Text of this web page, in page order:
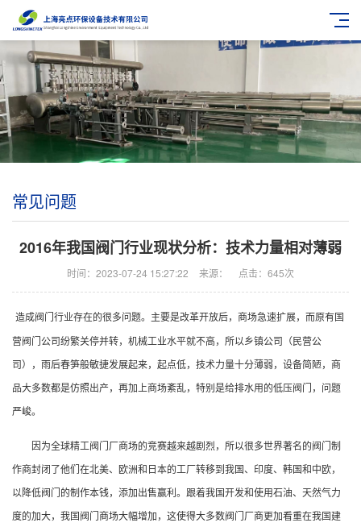
常见问题
2016年我国阀门行业现状分析：技术力量相对薄弱
时间：2023-07-24 15:27:22 来源： 点击：645次
造成阀门行业存在的很多问题。主要是改革开放后，商场急速扩展，而原有国
营阀门公司纷繁关停并转，机械工业水平就不高，所以乡镇公司（民营公
司），雨后春笋般敏捷发展起来，起点低，技术力量十分薄弱，设备简陋，商
品大多数都是仿照出产，再加上商场紊乱，特别是给排水用的低压阀门，问题
严峻。
因为全球精工阀门厂商场的竞赛越来越剧烈，所以很多世界著名的阀门制
作商封闭了他们在北美、欧洲和日本的工厂转移到我国、印度、韩国和中欧，
以降低阀门的制作本钱，添加出售赢利。跟着我国开发和使用石油、天然气力
度的加大，我国阀门商场大幅增加，这使得大多数阀门厂商更加看重在我国建